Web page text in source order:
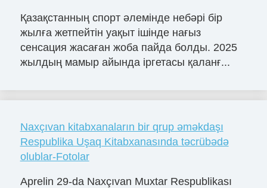
Қазақстанның спорт әлемінде небәрі бір
жылға жетпейтін уақыт ішінде нағыз
сенсация жасаған жоба пайда болды. 2025
жылдың мамыр айында іргетасы қаланғ...
Naxçıvan kitabxanaların bir qrup əməkdaşı
Respublika Uşaq Kitabxanasında təcrübədə
olublar-Fotolar
Aprelin 29-da Naxçıvan Muxtar Respublikası